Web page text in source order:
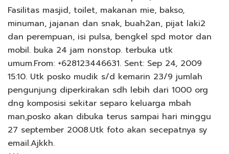
Fasilitas masjid, toilet, makanan mie, bakso,
minuman, jajanan dan snak, buah2an, pijat laki2
dan perempuan, isi pulsa, bengkel spd motor dan
mobil. buka 24 jam nonstop. terbuka utk
umum.From: +628123446631. Sent: Sep 24, 2009
15:10. Utk posko mudik s/d kemarin 23/9 jumlah
pengunjung diperkirakan sdh lebih dari 1000 org
dng komposisi sekitar separo keluarga mbah
man,posko akan dibuka terus sampai hari minggu
27 september 2008.Utk foto akan secepatnya sy
email.Ajkkh.